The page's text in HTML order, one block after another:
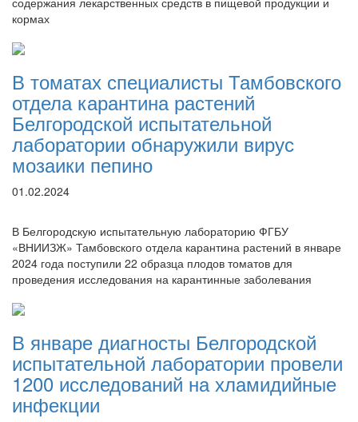
кормах
В томатах специалисты Тамбовского
отдела карантина растений
Белгородской испытательной
лаборатории обнаружили вирус
мозаики пепино
01.02.2024
В Белгородскую испытательную лабораторию ФГБУ
«ВНИИЗЖ» Тамбовского отдела карантина растений в январе
2024 года поступили 22 образца плодов томатов для
проведения исследования на карантинные заболевания
В январе диагносты Белгородской
испытательной лаборатории провели
1200 исследований на хламидийные
инфекции